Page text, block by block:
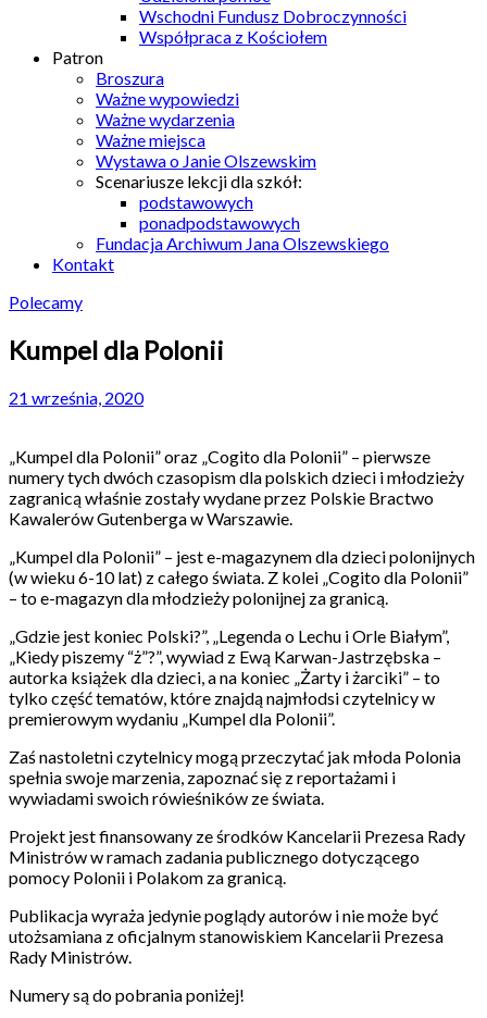
Wschodni Fundusz Dobroczynności
Współpraca z Kościołem
Patron
Broszura
Ważne wypowiedzi
Ważne wydarzenia
Ważne miejsca
Wystawa o Janie Olszewskim
Scenariusze lekcji dla szkół:
podstawowych
ponadpodstawowych
Fundacja Archiwum Jana Olszewskiego
Kontakt
Polecamy
Kumpel dla Polonii
21 września, 2020
„Kumpel dla Polonii” oraz „Cogito dla Polonii” – pierwsze
numery tych dwóch czasopism dla polskich dzieci i młodzieży
zagranicą właśnie zostały wydane przez Polskie Bractwo
Kawalerów Gutenberga w Warszawie.
„Kumpel dla Polonii” – jest e-magazynem dla dzieci polonijnych
(w wieku 6-10 lat) z całego świata. Z kolei „Cogito dla Polonii”
– to e-magazyn dla młodzieży polonijnej za granicą.
„Gdzie jest koniec Polski?”, „Legenda o Lechu i Orle Białym”,
„Kiedy piszemy “ż”?”, wywiad z Ewą Karwan-Jastrzębska –
autorka książek dla dzieci, a na koniec „Żarty i żarciki” – to
tylko część tematów, które znajdą najmłodsi czytelnicy w
premierowym wydaniu „Kumpel dla Polonii”.
Zaś nastoletni czytelnicy mogą przeczytać jak młoda Polonia
spełnia swoje marzenia, zapoznać się z reportażami i
wywiadami swoich rówieśników ze świata.
Projekt jest finansowany ze środków Kancelarii Prezesa Rady
Ministrów w ramach zadania publicznego dotyczącego
pomocy Polonii i Polakom za granicą.
Publikacja wyraża jedynie poglądy autorów i nie może być
utożsamiana z oficjalnym stanowiskiem Kancelarii Prezesa
Rady Ministrów.
Numery są do pobrania poniżej!